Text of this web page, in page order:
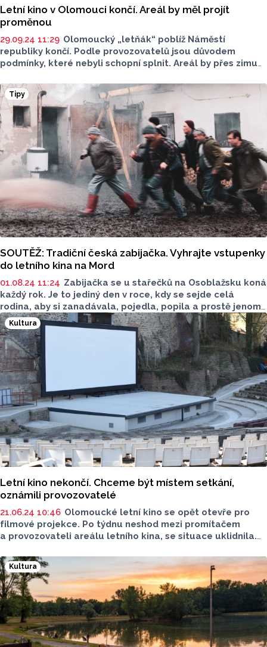
Letní kino v Olomouci končí. Areál by měl projít
proměnou
29.09.24 11:29 Olomoucký „letňák“ poblíž Náměstí
republiky končí. Podle provozovatelů jsou důvodem
podmínky, které nebyli schopní splnit. Areál by přes zimu
Tipy
SOUTĚŽ: Tradiční česká zabijačka. Vyhrajte vstupenky
do letního kina na Mord
01.08.24 11:24 Zabijačka se u stařečků na Osoblažsku koná
každý rok. Je to jediný den v roce, kdy se sejde celá
rodina, aby si zanadávala, pojedla, popila a prostě jenom
žila. Tentokrát je ovšem zabijačka prasete Ferdy jiná.
V Olomouci budou film Mord v letním kině promítat
v neděli 11. srpna od 20:30. S Olomouckým Reportem
můžete vyhrát dvě vstupenky. Soutěž byla ukončena.
Kultura
Letní kino nekončí. Chceme být místem setkání,
oznámili provozovatelé
21.06.24 10:46 Olomoucké letní kino se opět otevře pro
filmové projekce. Po týdnu neshod mezi promítačem
a provozovateli areálu letního kina, se situace uklidnila.
Kultura